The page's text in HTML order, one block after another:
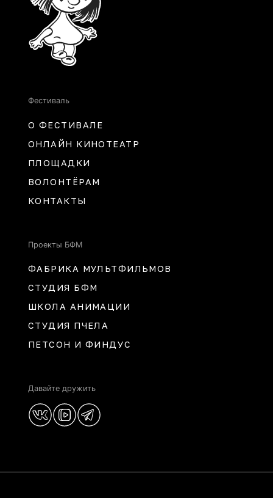
Фестиваль
О ФЕСТИВАЛЕ
ОНЛАЙН КИНОТЕАТР
ПЛОЩАДКИ
ВОЛОНТЁРАМ
КОНТАКТЫ
Проекты БФМ
ФАБРИКА МУЛЬТФИЛЬМОВ
СТУДИЯ БФМ
ШКОЛА АНИМАЦИИ
СТУДИЯ ПЧЕЛА
ПЕТСОН И ФИНДУС
Давайте дружить